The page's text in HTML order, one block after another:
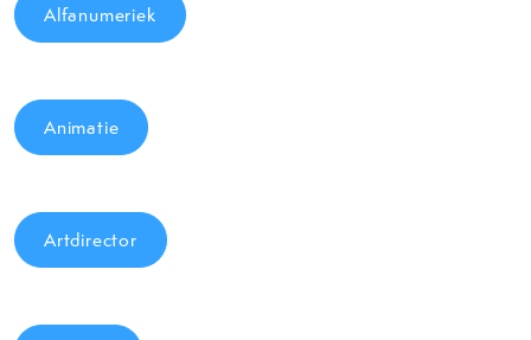
Alfanumeriek
Animatie
Artdirector